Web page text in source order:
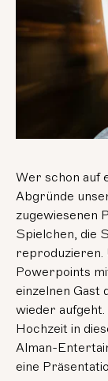
Wer schon auf
Abgründe
zugewiesenen
Spielchen, die
reproduzieren.
Powerpoints
einzelnen Gast
wieder
Hochzeit in
Alman-
eine